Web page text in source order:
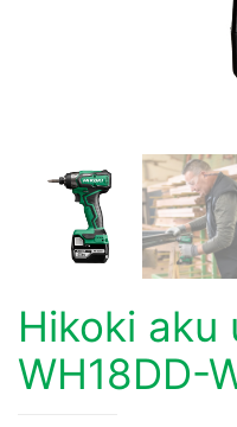
Hikoki aku
WH18DD-